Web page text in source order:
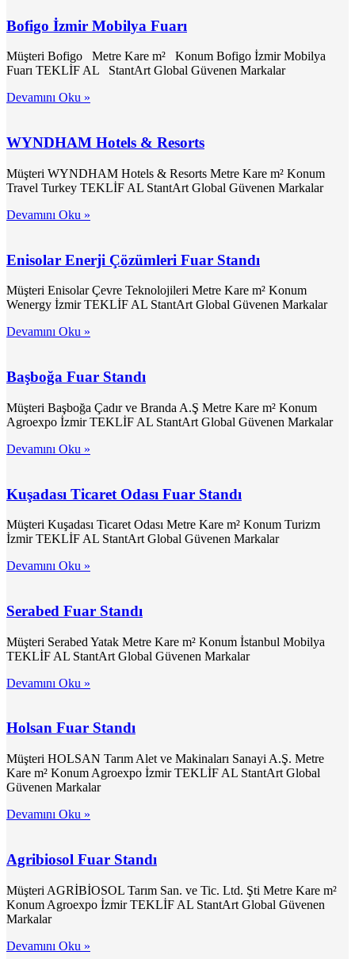
Bofigo İzmir Mobilya Fuarı
Müşteri Bofigo Metre Kare m² Konum Bofigo İzmir Mobilya
Fuarı TEKLİF AL StantArt Global Güvenen Markalar
Devamını Oku »
WYNDHAM Hotels & Resorts
Müşteri WYNDHAM Hotels & Resorts Metre Kare m² Konum
Travel Turkey TEKLİF AL StantArt Global Güvenen Markalar
Devamını Oku »
Enisolar Enerji Çözümleri Fuar Standı
Müşteri Enisolar Çevre Teknolojileri Metre Kare m² Konum
Wenergy İzmir TEKLİF AL StantArt Global Güvenen Markalar
Devamını Oku »
Başboğa Fuar Standı
Müşteri Başboğa Çadır ve Branda A.Ş Metre Kare m² Konum
Agroexpo İzmir TEKLİF AL StantArt Global Güvenen Markalar
Devamını Oku »
Kuşadası Ticaret Odası Fuar Standı
Müşteri Kuşadası Ticaret Odası Metre Kare m² Konum Turizm
İzmir TEKLİF AL StantArt Global Güvenen Markalar
Devamını Oku »
Serabed Fuar Standı
Müşteri Serabed Yatak Metre Kare m² Konum İstanbul Mobilya
TEKLİF AL StantArt Global Güvenen Markalar
Devamını Oku »
Holsan Fuar Standı
Müşteri HOLSAN Tarım Alet ve Makinaları Sanayi A.Ş. Metre
Kare m² Konum Agroexpo İzmir TEKLİF AL StantArt Global
Güvenen Markalar
Devamını Oku »
Agribiosol Fuar Standı
Müşteri AGRİBİOSOL Tarım San. ve Tic. Ltd. Şti Metre Kare m²
Konum Agroexpo İzmir TEKLİF AL StantArt Global Güvenen
Markalar
Devamını Oku »